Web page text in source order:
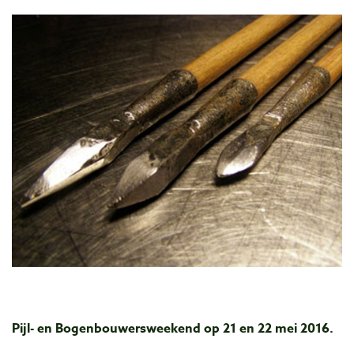
Pijl- en Bogenbouwersweekend op 21 en 22 mei 2016.